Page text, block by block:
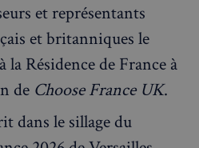
et représentants
et britanniques le
Résidence de France à
de Choose France UK.
dans le sillage du